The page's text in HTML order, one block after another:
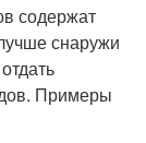
содержат
снаружи
Примеры